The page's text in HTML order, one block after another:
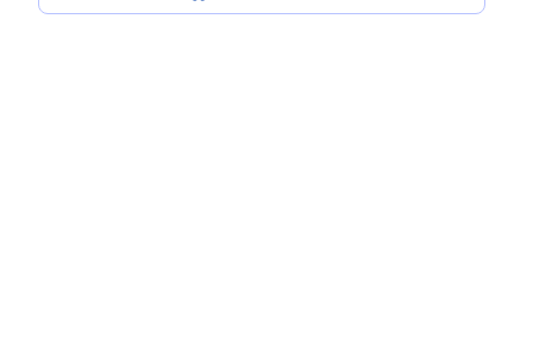
Acheter un smartphone Samsung